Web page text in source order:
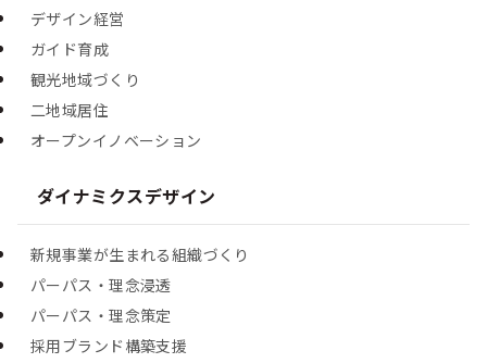
デザイン経営
ガイド育成
観光地域づくり
二地域居住
オープンイノベーション
ダイナミクスデザイン
新規事業が生まれる組織づくり
パーパス・理念浸透
パーパス・理念策定
採用ブランド構築支援